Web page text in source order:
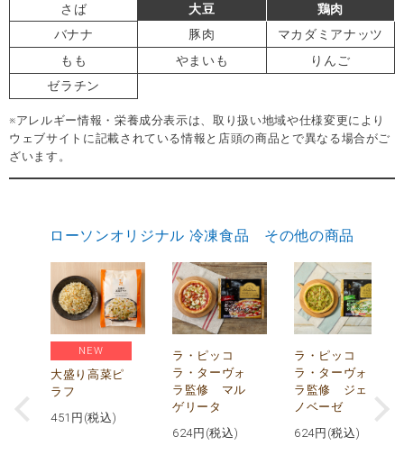
さば
大豆
鶏肉
バナナ
豚肉
マカダミアナッツ
もも
やまいも
りんご
ゼラチン
※アレルギー情報・栄養成分表示は、取り扱い地域や仕様変更により
ウェブサイトに記載されている情報と店頭の商品とで異なる場合がご
ざいます。
ローソンオリジナル 冷凍食品 その他の商品
NEW
大盛り高菜ピ
ラフ
451 円(税込)
ラ・ピッコ
ラ・ターヴォ
ラ監修 マル
ゲリータ
624円(税込)
ラ・ピッコ
ラ・ターヴォ
ラ監修 ジェ
ノベーゼ
624円(税込)